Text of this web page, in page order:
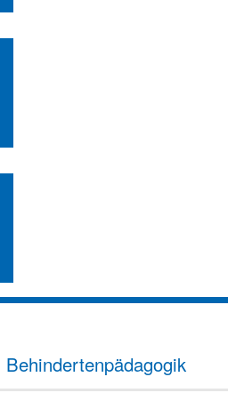
Behindertenpädagogik